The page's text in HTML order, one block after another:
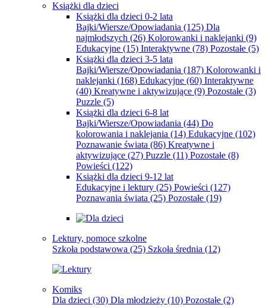
Książki dla dzieci
Książki dla dzieci 0-2 lata
Bajki/Wiersze/Opowiadania (125) Dla
najmłodszych (26) Kolorowanki i naklejanki (9)
Edukacyjne (15) Interaktywne (78) Pozostałe (5)
Książki dla dzieci 3-5 lata
Bajki/Wiersze/Opowiadania (187) Kolorowanki i
naklejanki (168) Edukacyjne (60) Interaktywne
(40) Kreatywne i aktywizujące (9) Pozostałe (3)
Puzzle (5)
Książki dla dzieci 6-8 lat
Bajki/Wiersze/Opowiadania (44) Do
kolorowania i naklejania (14) Edukacyjne (102)
Poznawanie świata (86) Kreatywne i
aktywizujące (27) Puzzle (11) Pozostałe (8)
Powieści (122)
Książki dla dzieci 9-12 lat
Edukacyjne i lektury (25) Powieści (127)
Poznawania świata (25) Pozostałe (19)
Lektury, pomoce szkolne
Szkoła podstawowa (25) Szkoła średnia (12)
Komiks
Dla dzieci (30) Dla młodzieży (10) Pozostałe (2)